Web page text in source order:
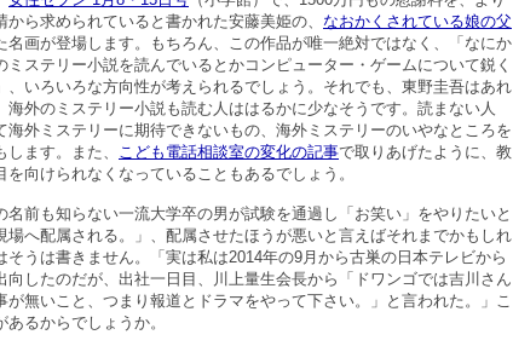
から求められていると書かれた安藤美姫の、 なおかくされている娘の父
名画が登場します。もちろん、この作品が唯一絶対ではなく、「なにか
ミステリー小説を読んでいるとかコンピューター・ゲームについて鋭く
、いろいろな方向性が考えられるでしょう。それでも、東野圭吾はあれ
海外のミステリー小説も読む人ははるかに少なそうです。読まない人
海外ミステリーに期待できないもの、海外ミステリーのいやなところを
ます。また、 こども電話相談室の変化の記事で取りあげたように、教
を向けられなくなっていることもあるでしょう。
名前も知らない一流大学卒の男が試験を通過し「お笑い」をやりたいと
場へ配属される。」、配属させたほうが悪いと言えばそれまでかもしれ
そうは書きません。「実は私は2014年の9月から古巣の日本テレビから
向したのだが、出社一日目、川上量生会長から「ドワンゴでは吉川さん
が無いこと、つまり報道とドラマをやって下さい。」と言われた。」こ
あるからでしょうか。